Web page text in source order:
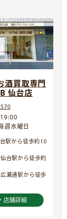
酒買取専門
仙台店
週水曜日
駅から徒歩約10
台駅から徒歩約
瀬通駅から徒歩
店舗詳細